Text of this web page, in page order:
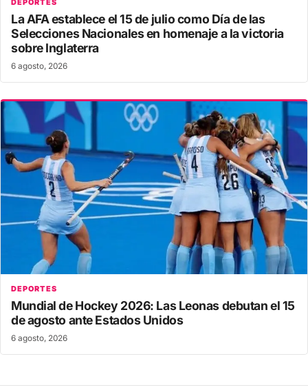
DEPORTES
La AFA establece el 15 de julio como Día de las
Selecciones Nacionales en homenaje a la victoria
sobre Inglaterra
6 agosto, 2026
DEPORTES
Mundial de Hockey 2026: Las Leonas debutan el 15
de agosto ante Estados Unidos
6 agosto, 2026